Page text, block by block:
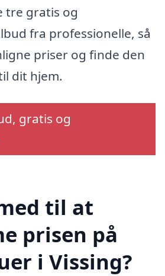
tre gratis og
fra professionelle, så
priser og finde den
dit hjem.
gratis og
til at
prisen på
i Vissing?